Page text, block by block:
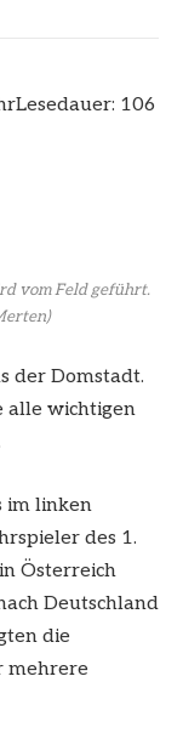
Lesedauer: 106
vom Feld geführt.
der Domstadt.
alle wichtigen
im linken
des 1.
Österreich
Deutschland
die
mehrere